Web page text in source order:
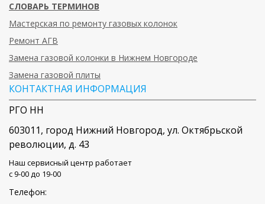
СЛОВАРЬ ТЕРМИНОВ
Мастерская по ремонту газовых колонок
Ремонт АГВ
Замена газовой колонки в Нижнем Новгороде
Замена газовой плиты
КОНТАКТНАЯ ИНФОРМАЦИЯ
РГО НН
603011, город Нижний Новгород, ул. Октябрьской
революции, д. 43
Наш сервисный центр работает
c 9-00 до 19-00
Телефон: